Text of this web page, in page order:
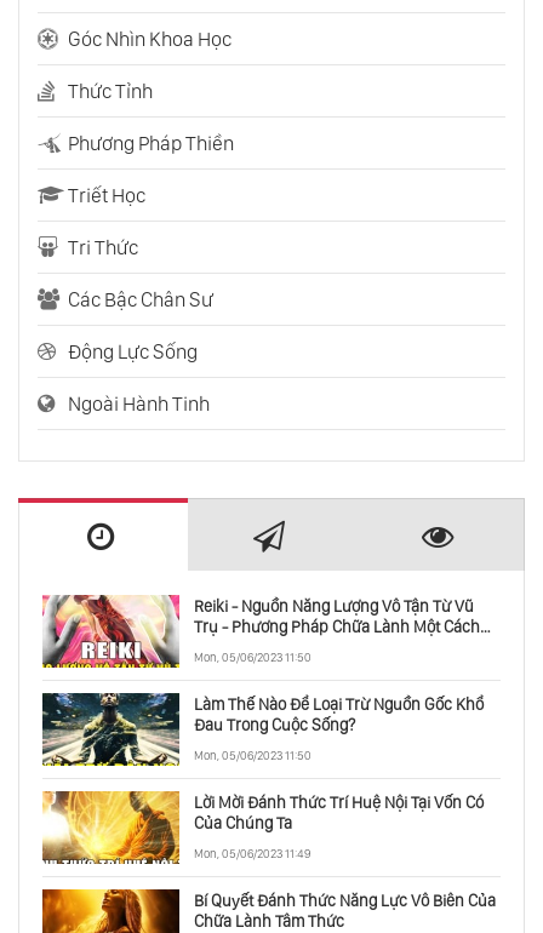
Góc Nhìn Khoa Học
Thức Tỉnh
Phương Pháp Thiền
Triết Học
Tri Thức
Các Bậc Chân Sư
Động Lực Sống
Ngoài Hành Tinh
Reiki - Nguồn Năng Lượng Vô Tận Từ Vũ
Trụ - Phương Pháp Chữa Lành Một Cách
Mon, 05/06/2023 11:50
Làm Thế Nào Để Loại Trừ Nguồn Gốc Khổ
Đau Trong Cuộc Sống?
Mon, 05/06/2023 11:50
Lời Mời Đánh Thức Trí Huệ Nội Tại Vốn Có
Của Chúng Ta
Mon, 05/06/2023 11:49
Bí Quyết Đánh Thức Năng Lực Vô Biên Của
Chữa Lành Tâm Thức